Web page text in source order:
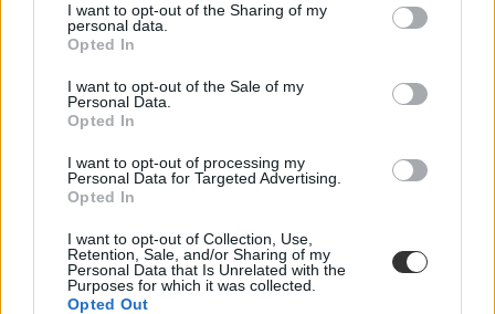
I want to opt-out of the Sharing of my
personal data.
Opted In
I want to opt-out of the Sale of my
Personal Data.
Opted In
I want to opt-out of processing my
Personal Data for Targeted Advertising.
Opted In
I want to opt-out of Collection, Use,
Retention, Sale, and/or Sharing of my
Personal Data that Is Unrelated with the
Purposes for which it was collected.
Opted Out